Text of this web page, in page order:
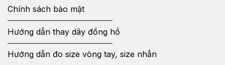
Chính sách bảo mật
Hướng dẫn thay dây đồng hồ
Hướng dẫn đo size vòng tay, size nhẫn